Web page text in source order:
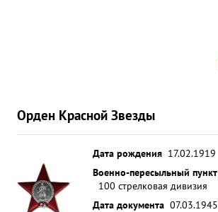
Орден Красной Звезды
Дата рождения 17.02.1919
Военно-пересыльный пункт
100 стрелковая дивизия
Дата документа 07.03.1945